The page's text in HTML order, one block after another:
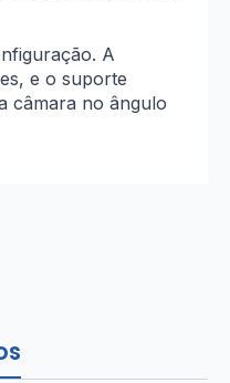
A
e o suporte
câmara no ângulo